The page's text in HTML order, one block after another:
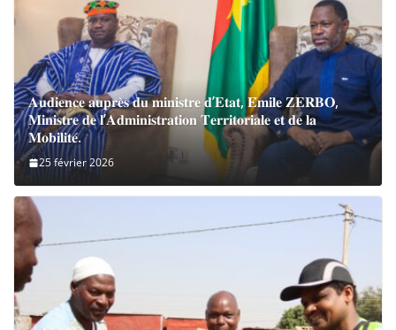
𝐀𝐮𝐝𝐢𝐞𝐧𝐜𝐞 𝐚𝐮𝐩𝐫𝐞̀𝐬 𝐝𝐮 𝐦𝐢𝐧𝐢𝐬𝐭𝐫𝐞 𝐝’𝐄𝐭𝐚𝐭, 𝐄́𝐦𝐢𝐥𝐞 𝐙𝐄𝐑𝐁𝐎,
𝐌𝐢𝐧𝐢𝐬𝐭𝐫𝐞 𝐝𝐞 𝐥’𝐀𝐝𝐦𝐢𝐧𝐢𝐬𝐭𝐫𝐚𝐭𝐢𝐨𝐧 𝐓𝐞𝐫𝐫𝐢𝐭𝐨𝐫𝐢𝐚𝐥𝐞 𝐞𝐭 𝐝𝐞 𝐥𝐚
𝐌𝐨𝐛𝐢𝐥𝐢𝐭𝐞́.
25 février 2026